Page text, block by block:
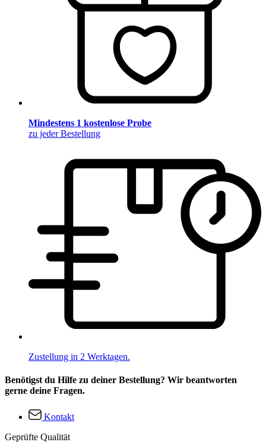
Mindestens 1 kostenlose Probe
zu jeder Bestellung
Zustellung in 2 Werktagen.
Benötigst du Hilfe zu deiner Bestellung? Wir beantworten
gerne deine Fragen.
Kontakt
Geprüfte Qualität